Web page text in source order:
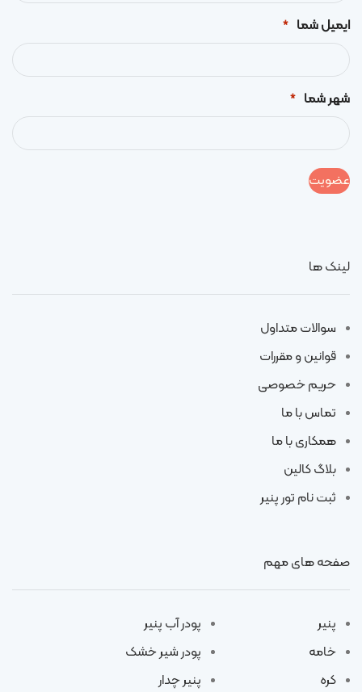
ایمیل شما *
شهر شما *
لینک ها
سوالات متداول
قوانین و مقررات
حریم خصوصی
تماس با ما
همکاری با ما
بلاگ کالین
ثبت نام تور پنیر
صفحه های مهم
پنیر
خامه
کره
پودر آب پنیر
پودر شیر خشک
پنیر چدار